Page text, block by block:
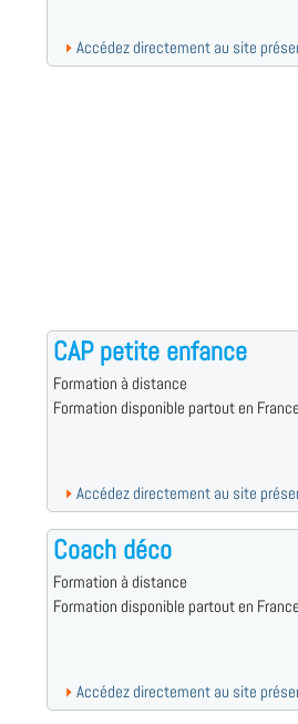
Accédez directement au site
CAP petite enfance
Formation à distance
Formation disponible partout en France
Accédez directement au site
Coach déco
Formation à distance
Formation disponible partout en France
Accédez directement au site